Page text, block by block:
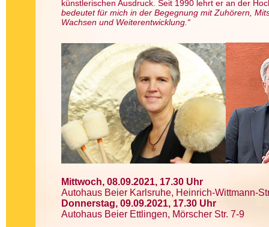
künstlerischen Ausdruck. Seit 1990 lehrt er an der
bedeutet für mich in der Begegnung mit Zuhörern,
Wachsen und Weiterentwicklung.“
Mittwoch, 08.09.2021, 17.30 Uhr
Autohaus Beier Karlsruhe, Heinrich-Wittmann-
Donnerstag, 09.09.2021, 17.30 Uhr
Autohaus Beier Ettlingen, Mörscher Str. 7-9